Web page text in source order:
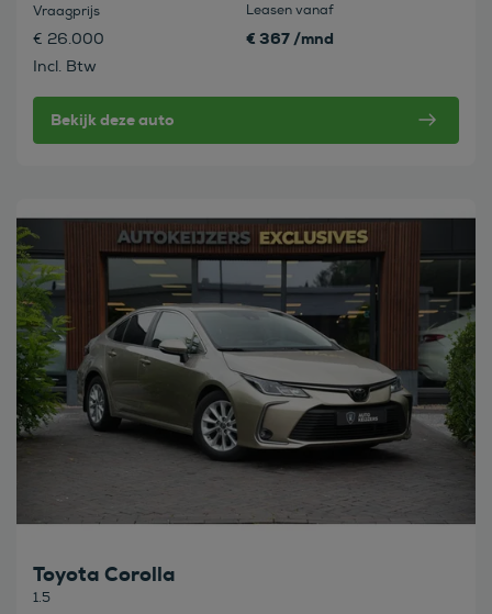
Vraagprijs
€ 26.000
Incl. Btw
Leasen vanaf
€ 367 /mnd
Bekijk deze auto
Bekijk deze auto
Toyota Corolla
1.5